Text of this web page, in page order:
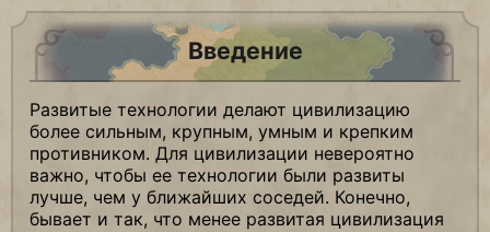
Введение
Развитые технологии делают цивилизацию
более сильным, крупным, умным и крепким
противником. Для цивилизации невероятно
важно, чтобы ее технологии были развиты
лучше, чем у ближайших соседей. Конечно,
бывает и так, что менее развитая цивилизация